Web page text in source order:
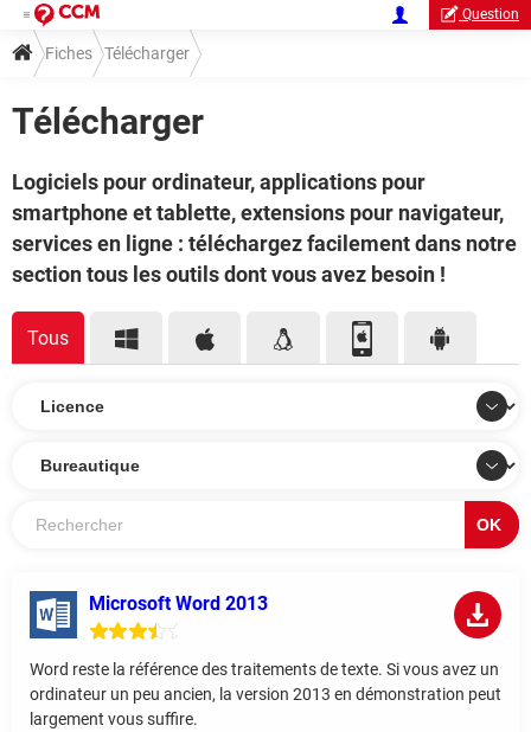
Question
Fiches Télécharger
Télécharger
Logiciels pour ordinateur, applications pour
smartphone et tablette, extensions pour navigateur,
services en ligne : téléchargez facilement dans notre
section tous les outils dont vous avez besoin !
Tous
Microsoft Word 2013
Word reste la référence des traitements de texte. Si vous avez un
ordinateur un peu ancien, la version 2013 en démonstration peut
largement vous suffire.